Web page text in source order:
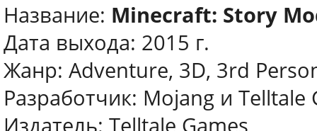
Название: Minecraft: Story
Дата выхода: 2015 г.
Жанр: Adventure, 3D, 3rd
Разработчик: Mojang и Telltale
Издатель: Telltale Games